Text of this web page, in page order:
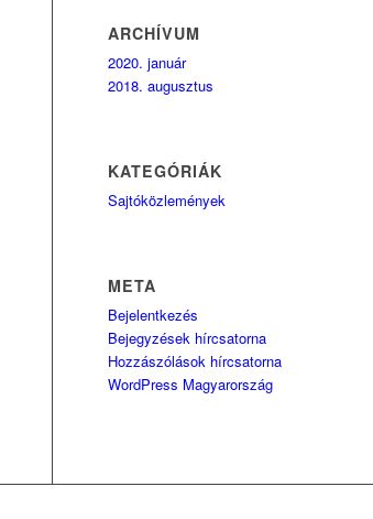
ARCHÍVUM
2020. január
2018. augusztus
KATEGÓRIÁK
Sajtóközlemények
META
Bejelentkezés
Bejegyzések hírcsatorna
Hozzászólások hírcsatorna
WordPress Magyarország